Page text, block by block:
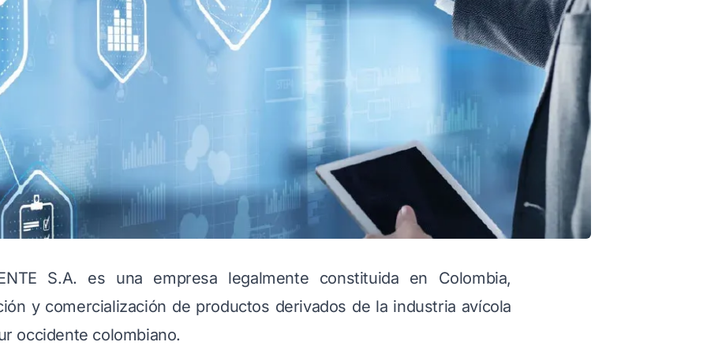
S.A. es una empresa legalmente constituida en Colombia,
y comercialización de productos derivados de la industria avícola
occidente colombiano.